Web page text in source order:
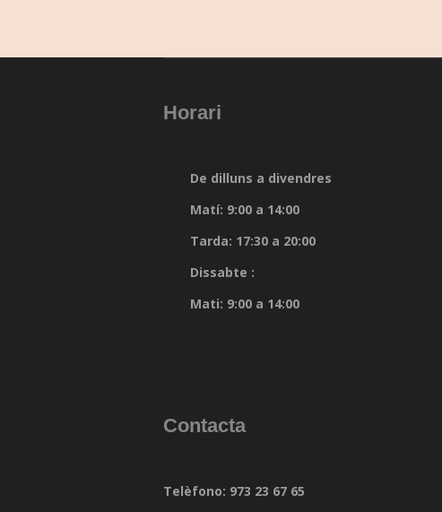
Horari
De dilluns a divendres
Matí: 9:00 a 14:00
Tarda: 17:30 a 20:00
Dissabte :
Mati: 9:00 a 14:00
Contacta
Telèfono: 973 23 67 65